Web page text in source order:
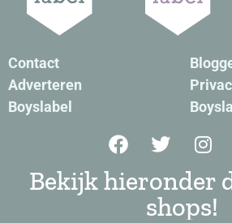
Contact
Adverteren
Boyslabel
Bekijk hieronder
shops!